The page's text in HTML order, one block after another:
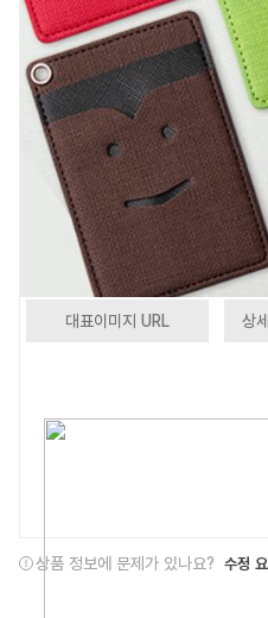
대표이미지 URL 상
상품 정보에 문제가 있나요? 수정